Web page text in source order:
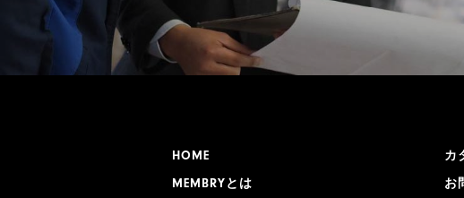
HOME
MEMBRYとは
カ
お